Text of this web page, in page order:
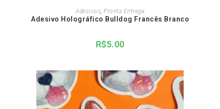
ADICIONAR AO CARRINHO
Adesivos Pronta Entrega
Adesivo Holográfico Bulldog Francês Branco
R$5.00